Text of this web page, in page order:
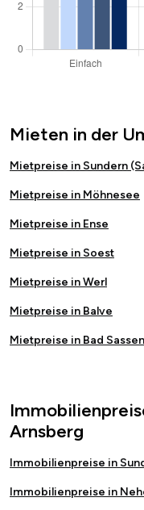
Mieten in der
Mietpreise in Sundern
Mietpreise in Möhnesee
Mietpreise in Ense
Mietpreise in Soest
Mietpreise in Werl
Mietpreise in Balve
Mietpreise in Bad
Arnsberg
Immobilienpreise in
Immobilienpreise in